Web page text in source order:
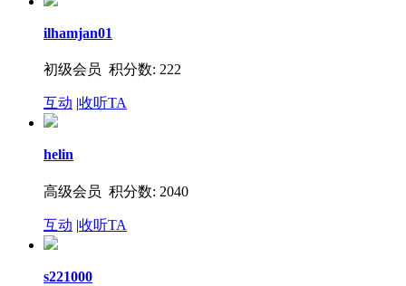
ilhamjan01
初级会员 积分数: 222
互动 |收听TA
helin
高级会员 积分数: 2040
互动 |收听TA
s221000